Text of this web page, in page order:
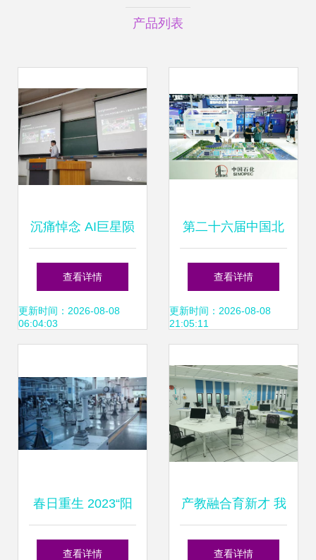
产品列表
沉痛悼念 AI巨星陨
落，旷视科技首席
科学家孙剑博士英
查看详情
更新时间：2026-08-08
06:04:03
第二十六届中国北
京国际科技产业博
览会开幕 聚焦信息
发，擘画未来创新
蓝图
查看详情
更新时间：2026-08-08
21:05:11
春日重生 2023“阳
康”后工业机器人的
查看详情
产教融合育新才 我
校与苏州盈实信息
查看详情